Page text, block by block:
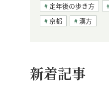
定年後の歩き方
京都
漢方
新着記事